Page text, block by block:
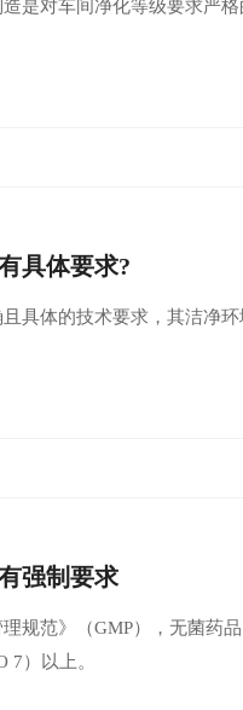
是对车间净化等级要求严
具体要求?
具体的技术要求‌，其洁净
强制要求
规范》（GMP），无菌药
7）‌以上。